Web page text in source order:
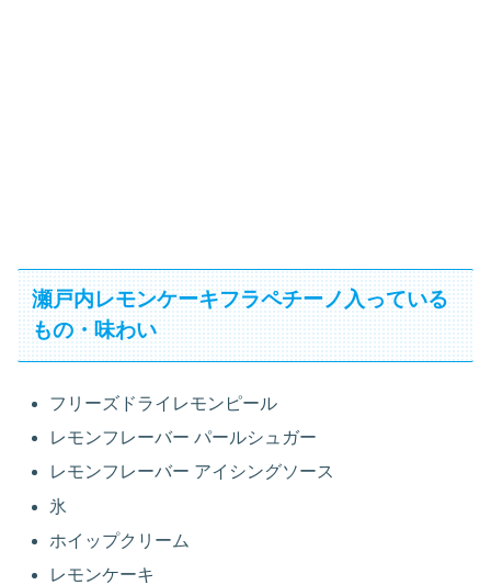
瀬戸内レモンケーキフラペチーノ入っている
もの・味わい
フリーズドライレモンピール
レモンフレーバー パールシュガー
レモンフレーバー アイシングソース
氷
ホイップクリーム
レモンケーキ